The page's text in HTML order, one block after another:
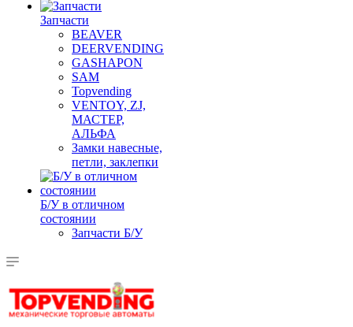
Запчасти
BEAVER
DEERVENDING
GASHAPON
SAM
Topvending
VENTOY, ZJ,
МАСТЕР,
АЛЬФА
Замки навесные,
петли, заклепки
Б/У в отличном
состоянии
Запчасти Б/У